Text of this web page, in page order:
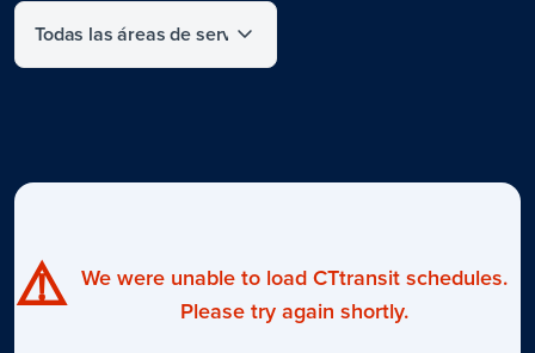
Filter by service area
⚠️ We were unable to load CTtransit schedules.
Please try again shortly.